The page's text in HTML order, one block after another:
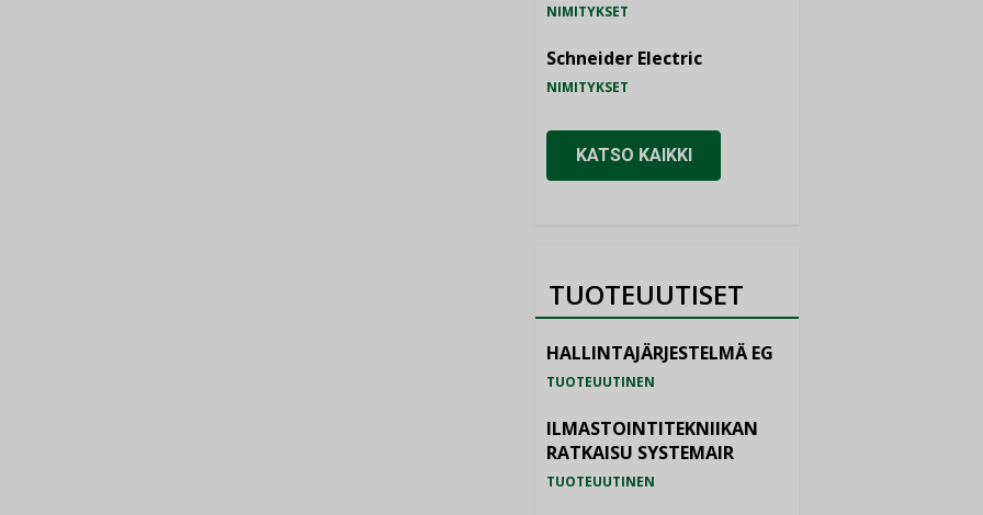
NIMITYKSET
Schneider Electric
NIMITYKSET
KATSO KAIKKI
TUOTEUUTISET
HALLINTAJÄRJESTELMÄ EG
TUOTEUUTINEN
ILMASTOINTITEKNIIKAN
RATKAISU SYSTEMAIR
TUOTEUUTINEN